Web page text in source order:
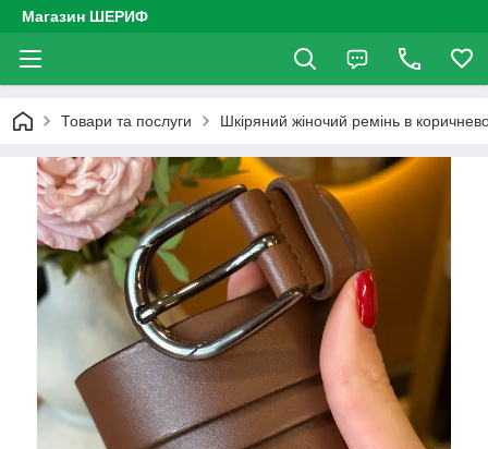
Магазин ШЕРИФ
Товари та послуги Шкіряний жіночий ремінь в